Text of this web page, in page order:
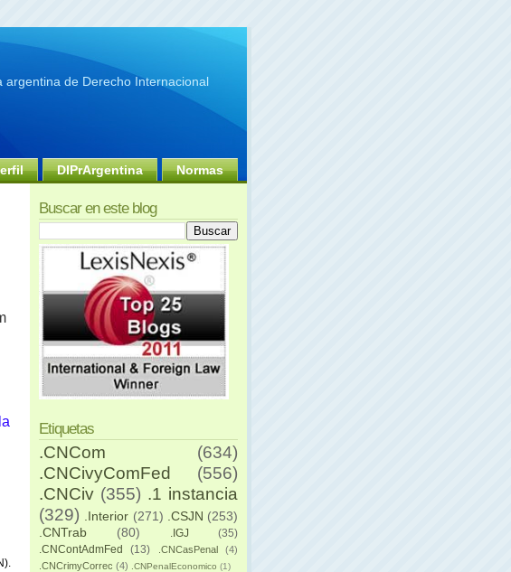
argentina de Derecho Internacional
DIPrArgentina Normas
Buscar en este blog
Etiquetas
.CNCom
(634)
.CNCivyComFed
(556)
.CNCiv (355) .1 instancia
(329)
.Interior (271) .CSJN (253)
.CNTrab
(80) .IGJ
(35)
.CNContAdmFed
(13) .CNCasPenal
(4)
.CNCrimyCorrec (4) .CNPenalEconomico (1)